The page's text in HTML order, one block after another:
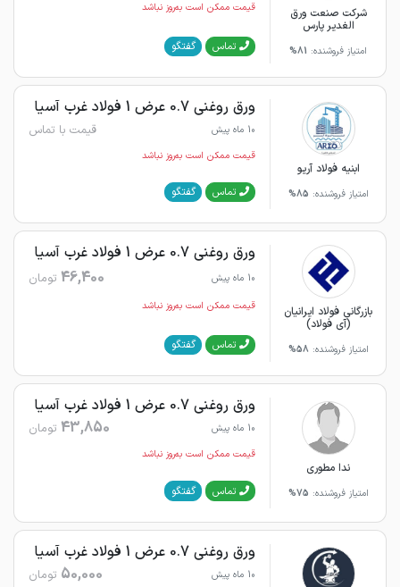
شرکت صنعت ورق
الغدیر پارس
امتیاز فروشنده: 81%
قیمت ممکن است به‌روز نباشد
تماس گفتگو
ابنیه فولاد آریو
امتیاز فروشنده: 85%
ورق روغنی 0.7 عرض 1 فولاد غرب آسیا
10 ماه پیش قیمت با تماس
قیمت ممکن است به‌روز نباشد
تماس گفتگو
بازرگانی فولاد ایرانیان
(آی فولاد)
امتیاز فروشنده: 58%
ورق روغنی 0.7 عرض 1 فولاد غرب آسیا
10 ماه پیش 46,400 تومان
قیمت ممکن است به‌روز نباشد
تماس گفتگو
ندا مطوری
امتیاز فروشنده: 75%
ورق روغنی 0.7 عرض 1 فولاد غرب آسیا
10 ماه پیش 43,850 تومان
قیمت ممکن است به‌روز نباشد
تماس گفتگو
ورق روغنی 0.7 عرض 1 فولاد غرب آسیا
10 ماه پیش 50,000 تومان